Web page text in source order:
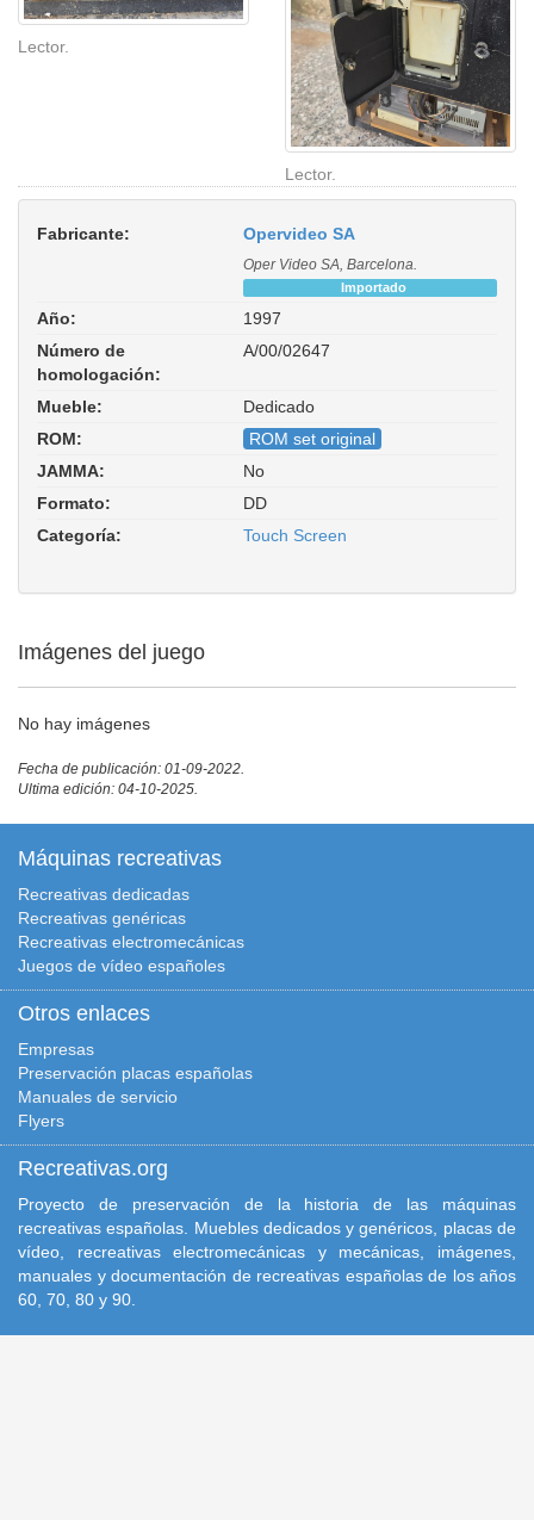
Lector.
Lector.
Fabricante: Opervideo SA
Oper Video SA, Barcelona.
Importado
Año:
1997
Número de
homologación:
A/00/02647
Mueble:
Dedicado
ROM:
ROM set original
JAMMA:
No
Formato:
DD
Categoría:
Touch Screen
Imágenes del juego
No hay imágenes
Fecha de publicación: 01-09-2022.
Ultima edición: 04-10-2025.
Máquinas recreativas
Recreativas dedicadas
Recreativas genéricas
Recreativas electromecánicas
Juegos de vídeo españoles
Otros enlaces
Empresas
Preservación placas españolas
Manuales de servicio
Flyers
Recreativas.org
Proyecto de preservación de la historia de las máquinas
recreativas españolas. Muebles dedicados y genéricos, placas de
vídeo, recreativas electromecánicas y mecánicas, imágenes,
manuales y documentación de recreativas españolas de los años
60, 70, 80 y 90.